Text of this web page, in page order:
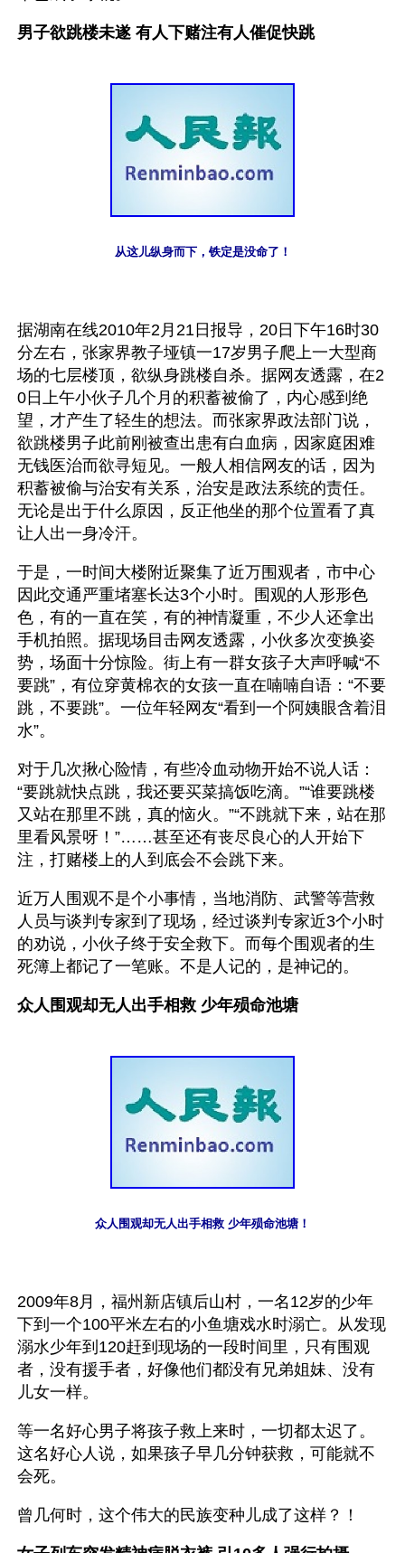
男子欲跳楼未遂 有人下赌注有人催促快跳
从这儿纵身而下，铁定是没命了！
据湖南在线2010年2月21日报导，20日下午16时30
分左右，张家界教子垭镇一17岁男子爬上一大型商
场的七层楼顶，欲纵身跳楼自杀。据网友透露，在2
0日上午小伙子几个月的积蓄被偷了，内心感到绝
望，才产生了轻生的想法。而张家界政法部门说，
欲跳楼男子此前刚被查出患有白血病，因家庭困难
无钱医治而欲寻短见。一般人相信网友的话，因为
积蓄被偷与治安有关系，治安是政法系统的责任。
无论是出于什么原因，反正他坐的那个位置看了真
让人出一身冷汗。
于是，一时间大楼附近聚集了近万围观者，市中心
因此交通严重堵塞长达3个小时。围观的人形形色
色，有的一直在笑，有的神情凝重，不少人还拿出
手机拍照。据现场目击网友透露，小伙多次变换姿
势，场面十分惊险。街上有一群女孩子大声呼喊“不
要跳”，有位穿黄棉衣的女孩一直在喃喃自语：“不要
跳，不要跳”。一位年轻网友“看到一个阿姨眼含着泪
水”。
对于几次揪心险情，有些冷血动物开始不说人话：
“要跳就快点跳，我还要买菜搞饭吃滴。”“谁要跳楼
又站在那里不跳，真的恼火。”“不跳就下来，站在那
里看风景呀！”……甚至还有丧尽良心的人开始下
注，打赌楼上的人到底会不会跳下来。
近万人围观不是个小事情，当地消防、武警等营救
人员与谈判专家到了现场，经过谈判专家近3个小时
的劝说，小伙子终于安全救下。而每个围观者的生
死簿上都记了一笔账。不是人记的，是神记的。
众人围观却无人出手相救 少年殒命池塘
众人围观却无人出手相救 少年殒命池塘！
2009年8月，福州新店镇后山村，一名12岁的少年
下到一个100平米左右的小鱼塘戏水时溺亡。从发现
溺水少年到120赶到现场的一段时间里，只有围观
者，没有援手者，好像他们都没有兄弟姐妹、没有
儿女一样。
等一名好心男子将孩子救上来时，一切都太迟了。
这名好心人说，如果孩子早几分钟获救，可能就不
会死。
曾几何时，这个伟大的民族变种儿成了这样？！